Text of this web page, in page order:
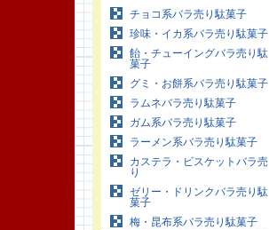
チョコ系バラ売り駄菓子
珍味・イカ系バラ売り駄菓子
飴・チューイングバラ売り駄
菓子
グミ・お餅系バラ売り駄菓子
ラムネバラ売り駄菓子
ガム系バラ売り駄菓子
ラーメン系バラ売り駄菓子
カステラ・ビスケットバラ売
り
ゼリー・ドリンクバラ売り駄
菓子
梅・昆布系バラ売り駄菓子